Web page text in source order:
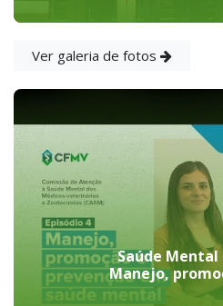
Ver galeria de fotos
Saúde Mental
Manejo,